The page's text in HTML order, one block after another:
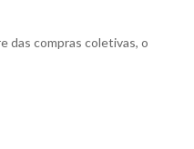
das compras coletivas, o